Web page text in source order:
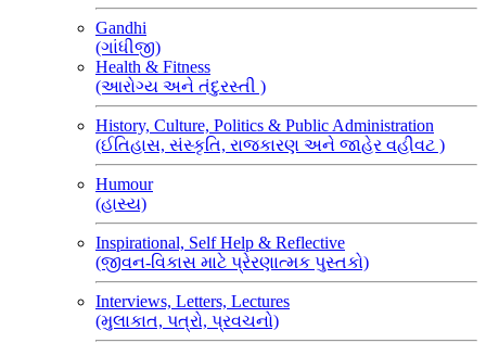
Gandhi
(ગાંધીજી)
Health & Fitness
(આરોગ્ય અને તંદુરસ્તી )
History, Culture, Politics & Public Administration
(ઈતિહાસ, સંસ્કૃતિ, રાજકારણ અને જાહેર વહીવટ )
Humour
(હાસ્ય)
Inspirational, Self Help & Reflective
(જીવન-વિકાસ માટે પ્રેરણાત્મક પુસ્તકો)
Interviews, Letters, Lectures
(મુલાકાત, પત્રો, પ્રવચનો)